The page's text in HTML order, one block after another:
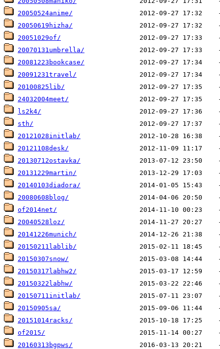
20050524anime/
20050619hizha/
20051029of/
20070131umbrella/
20081223bookcase/
20091231travel/
20100825lib/
24032004meet/
ls2k4/
sth/
20121028initlab/
20121108desk/
20130712ostavka/
20131229martin/
20140103diadora/
20080608blog/
of2014net/
20040528loz/
20141226munich/
20150211lablib/
20150307snow/
20150317labhw2/
20150322labhw/
20150711initlab/
20150905sa/
20151014racks/
of2015/
20160313bgpws/